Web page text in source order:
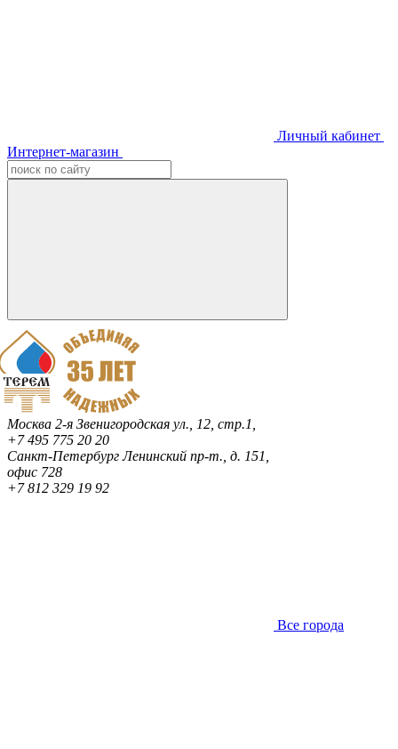
Личный кабинет
Интернет-магазин
Москва 2-я Звенигородская ул., 12, стр.1,
+7 495 775 20 20
Санкт-ПетербургЛенинский пр-т., д. 151,
офис 728
+7 812 329 19 92
Все города